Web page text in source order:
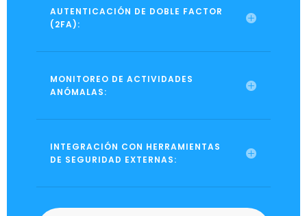
AUTENTICACIÓN DE DOBLE FACTOR
(2FA):
MONITOREO DE ACTIVIDADES
ANÓMALAS:
INTEGRACIÓN CON HERRAMIENTAS
DE SEGURIDAD EXTERNAS: